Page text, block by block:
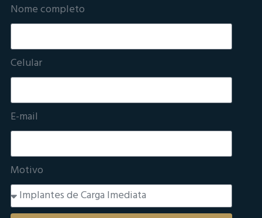
Nome completo
Celular
E-mail
Motivo